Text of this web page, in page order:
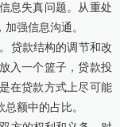
息失真问题。从重处
强信息沟通。
贷款结构的调节和改
入一个篮子，贷款投
在贷款方式上尽可能
额中的占比。